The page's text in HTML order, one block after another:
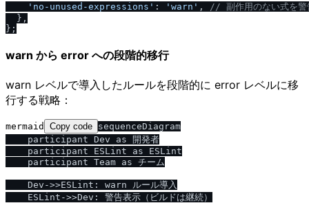
'no-unused-expressions' : 'warn' , / / 副作用のない式を警
  },
warn から error への段階的移行
warn レベルで導入したルールを段階的に error レベルに移
行する戦略：
mermaid Copy code sequenceDiagram
    participant Dev as 開発者
    participant ESLint as ESLint
    participant Team as チーム
    Dev->>ESLint: warn ルール導入
    ESLint->>Dev: 警告表示（ビルドは継続）